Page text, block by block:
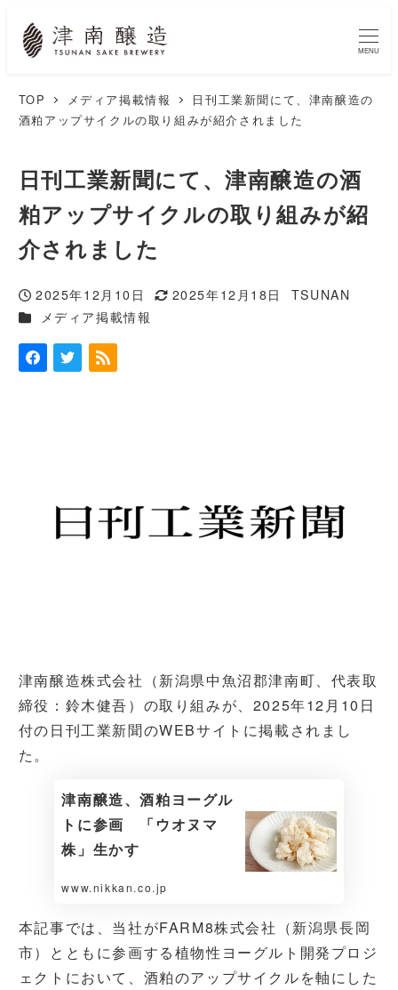
MENU
TOP メディア掲載情報
日刊工業新聞にて、津南醸造の
酒粕アップサイクルの取り組みが紹介されました
日刊工業新聞にて、津南醸造の酒
粕アップサイクルの取り組みが紹
介されました
投稿日
2025年12月10日
更新日
2025年12月18日
著
TSUNAN
カテゴリー
メディア掲載情報
津南醸造株式会社（新潟県中魚沼郡津南町、代表取
締役：鈴木健吾）の取り組みが、2025年12月10日
付の日刊工業新聞のWEBサイトに掲載されまし
た。
津南醸造、酒粕ヨーグル
トに参画 「ウオヌマ
株」生かす
www.nikkan.co.jp
本記事では、当社がFARM8株式会社（新潟県長岡
市）とともに参画する植物性ヨーグルト開発プロジ
ェクトにおいて、酒粕のアップサイクルを軸にした